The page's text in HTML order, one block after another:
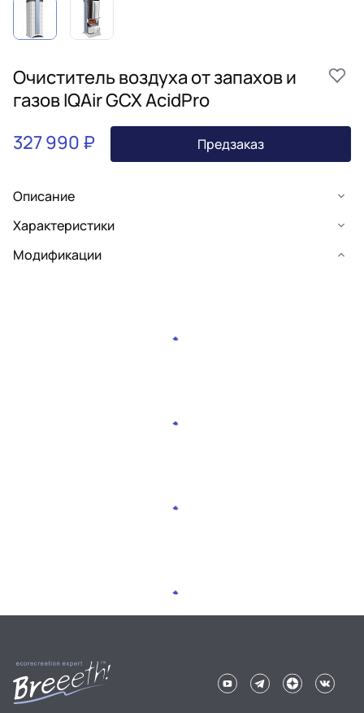
Очиститель воздуха от запахов и
газов IQAir GCX AcidPro
327 990 ₽
Предзаказ
Описание
Характеристики
Модификации